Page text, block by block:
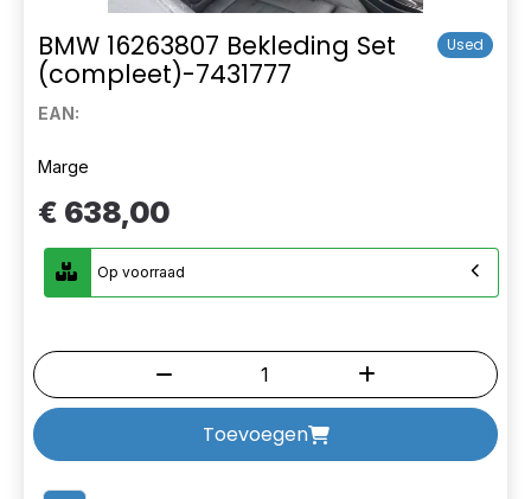
BMW 16263807 Bekleding Set
(compleet)-7431777
Used
EAN:
Marge
€ 638,00
Op voorraad
Toevoegen